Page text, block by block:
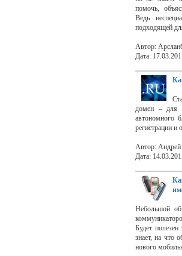
помочь,
Ведь
подходящей
Автор:
Дата:
домен – для
автономного
регистрации и
Автор:
Дата:
Небольшой
Будет
знает, на что
нового